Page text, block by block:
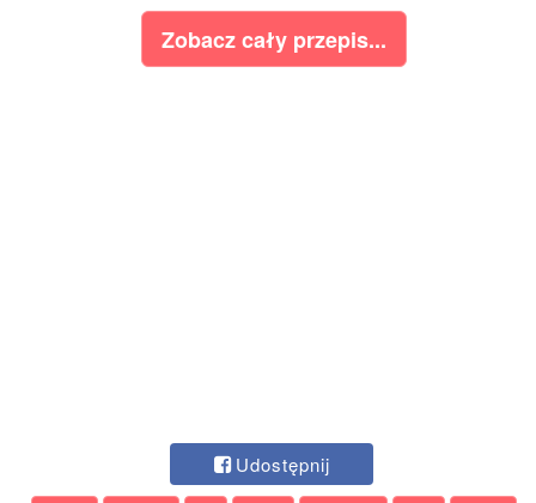
Zobacz cały przepis...
Udostępnij